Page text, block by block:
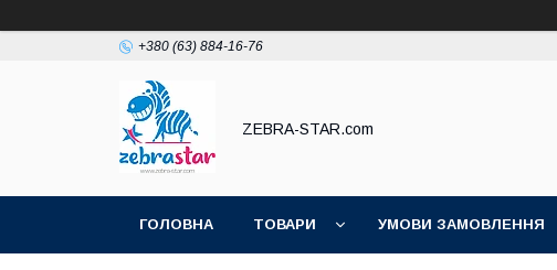
+380 (63) 884-16-76
ZEBRA-STAR.com
ГОЛОВНА ТОВАРИ УМОВИ ЗАМОВЛЕННЯ